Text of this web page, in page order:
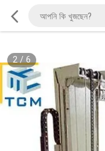
2/ 6